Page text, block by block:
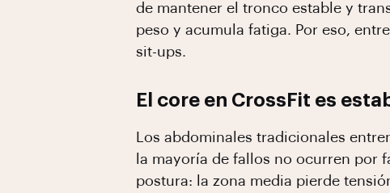
de mantener el tronco estable y
peso y acumula fatiga. Por eso,
sit-ups.
El core en CrossFit es
Los abdominales tradicionales
la mayoría de fallos no ocurren por
postura: la zona media pierde